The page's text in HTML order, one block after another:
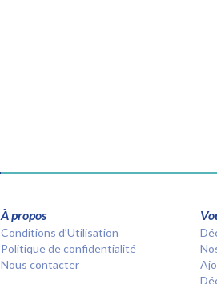
À propos
Conditions d’Utilisation
Politique de confidentialité
Nous contacter